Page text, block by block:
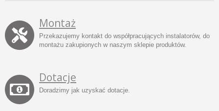
Montaż
Przekazujemy kontakt do współpracujących instalatorów, do
montażu zakupionych w naszym sklepie produktów.
Dotacje
Doradzimy jak uzyskać dotacje.